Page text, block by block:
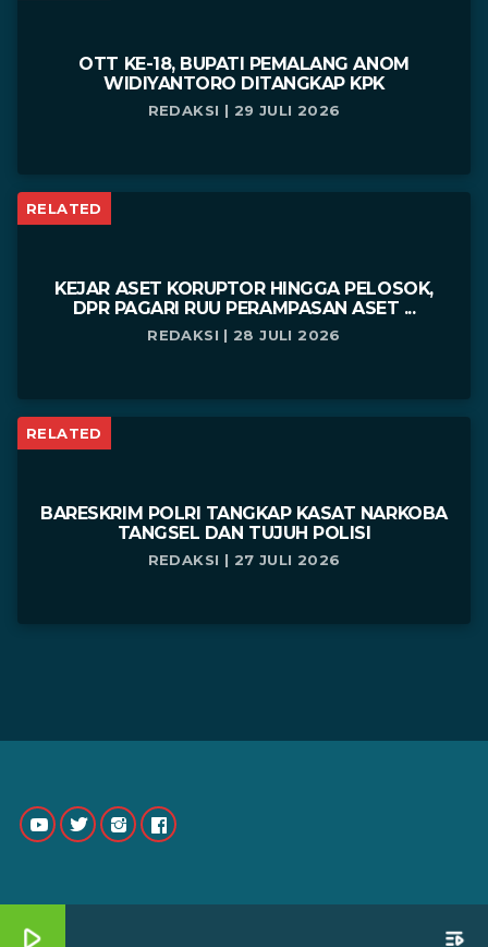
OTT KE-18, BUPATI PEMALANG ANOM
WIDIYANTORO DITANGKAP KPK
REDAKSI | 29 JULI 2026
RELATED
KEJAR ASET KORUPTOR HINGGA PELOSOK,
DPR PAGARI RUU PERAMPASAN ASET ...
REDAKSI | 28 JULI 2026
RELATED
BARESKRIM POLRI TANGKAP KASAT NARKOBA
TANGSEL DAN TUJUH POLISI
REDAKSI | 27 JULI 2026
play_arrow playlist_play